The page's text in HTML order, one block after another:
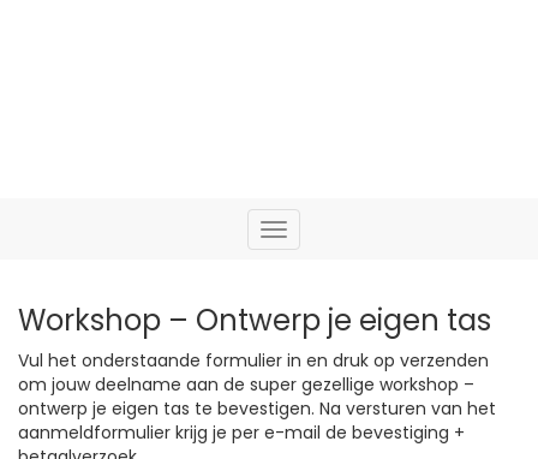
Toggle
navigation
Workshop – Ontwerp je eigen tas
Vul het onderstaande formulier in en druk op verzenden
om jouw deelname aan de super gezellige workshop –
ontwerp je eigen tas te bevestigen. Na versturen van het
aanmeldformulier krijg je per e-mail de bevestiging +